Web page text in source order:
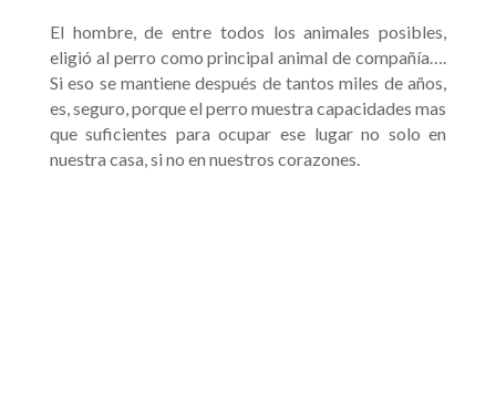
El hombre, de entre todos los animales posibles,
eligió al perro como principal animal de compañía….
Si eso se mantiene después de tantos miles de años,
es, seguro, porque el perro muestra capacidades mas
que suficientes para ocupar ese lugar no solo en
nuestra casa, si no en nuestros corazones.